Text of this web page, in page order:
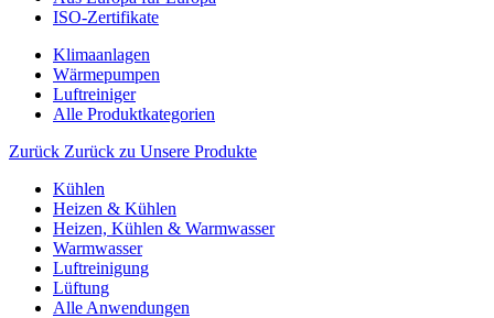
ISO-Zertifikate
Klimaanlagen
Wärmepumpen
Luftreiniger
Alle Produktkategorien
Zurück Zurück zu Unsere Produkte
Kühlen
Heizen & Kühlen
Heizen, Kühlen & Warmwasser
Warmwasser
Luftreinigung
Lüftung
Alle Anwendungen